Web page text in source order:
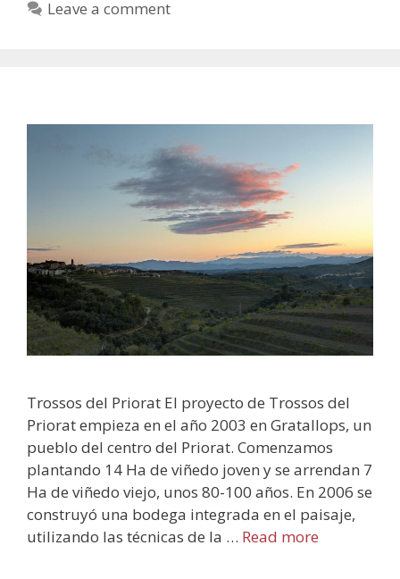
Leave a comment
Trossos del Priorat El proyecto de Trossos del
Priorat empieza en el año 2003 en Gratallops, un
pueblo del centro del Priorat. Comenzamos
plantando 14 Ha de viñedo joven y se arrendan 7
Ha de viñedo viejo, unos 80-100 años. En 2006 se
construyó una bodega integrada en el paisaje,
utilizando las técnicas de la … Read more